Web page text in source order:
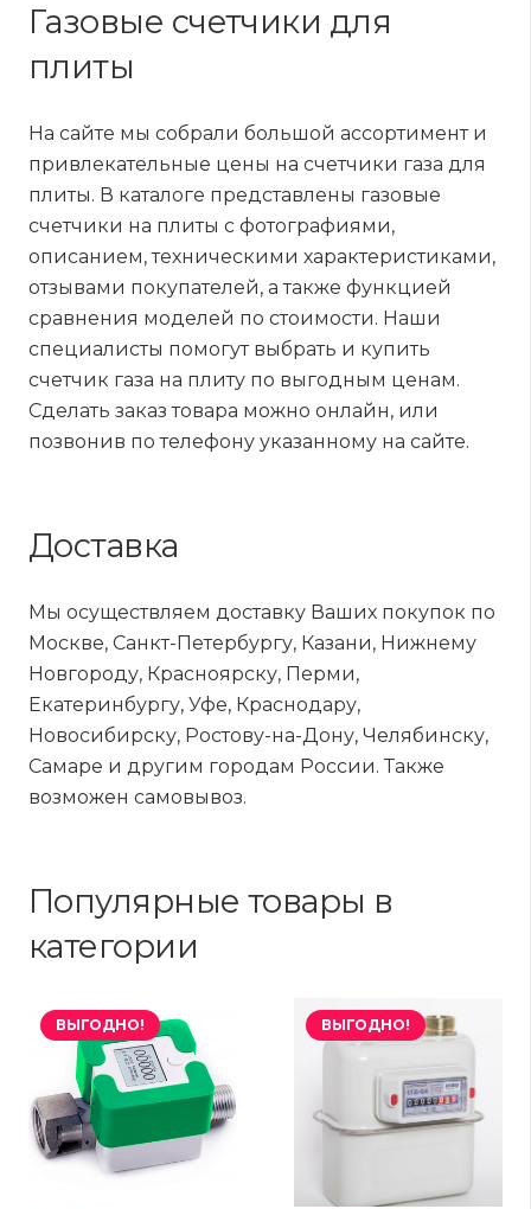
Газовые счетчики для
плиты
На сайте мы собрали большой ассортимент и
привлекательные цены на счетчики газа для
плиты. В каталоге представлены газовые
счетчики на плиты с фотографиями,
описанием, техническими характеристиками,
отзывами покупателей, а также функцией
сравнения моделей по стоимости. Наши
специалисты помогут выбрать и купить
счетчик газа на плиту по выгодным ценам.
Сделать заказ товара можно онлайн, или
позвонив по телефону указанному на сайте.
Доставка
Мы осуществляем доставку Ваших покупок по
Москве, Санкт-Петербургу, Казани, Нижнему
Новгороду, Красноярску, Перми,
Екатеринбургу, Уфе, Краснодару,
Новосибирску, Ростову-на-Дону, Челябинску,
Самаре и другим городам России. Также
возможен самовывоз.
Популярные товары в
категории
ВЫГОДНО! ВЫГОДНО!